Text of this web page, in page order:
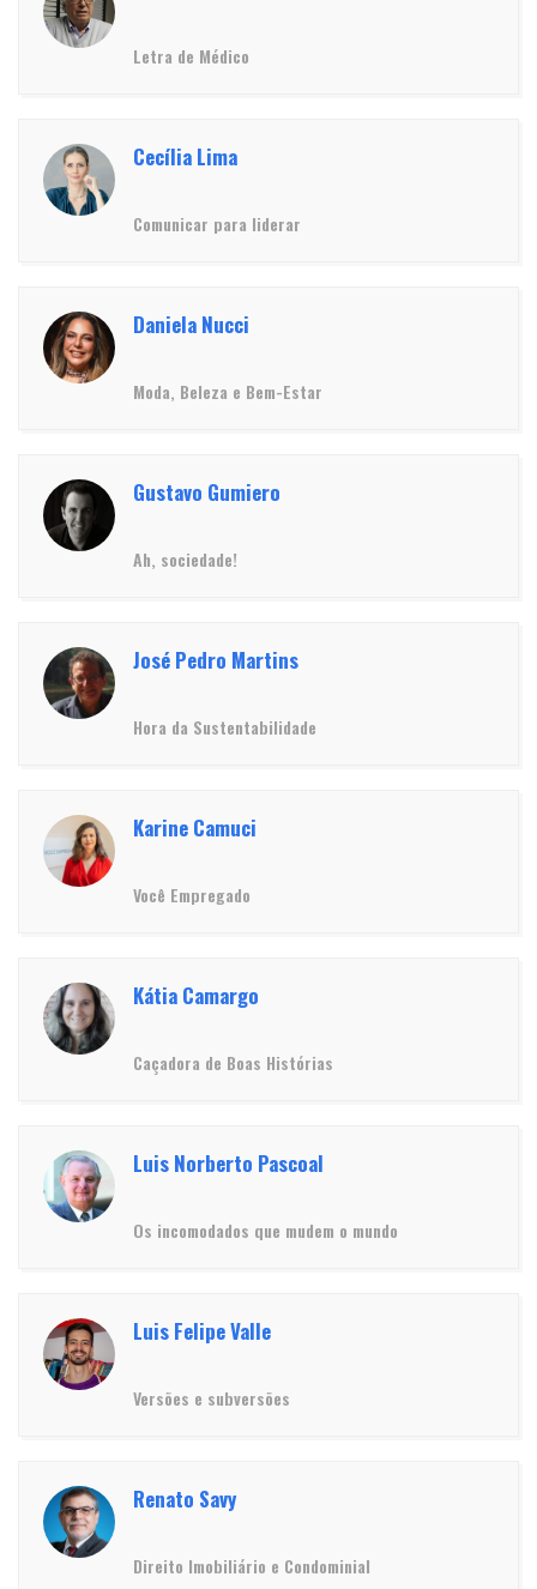
Letra de Médico
Cecília Lima
Comunicar para liderar
Daniela Nucci
Moda, Beleza e Bem-Estar
Gustavo Gumiero
Ah, sociedade!
José Pedro Martins
Hora da Sustentabilidade
Karine Camuci
Você Empregado
Kátia Camargo
Caçadora de Boas Histórias
Luis Norberto Pascoal
Os incomodados que mudem o mundo
Luis Felipe Valle
Versões e subversões
Renato Savy
Direito Imobiliário e Condominial